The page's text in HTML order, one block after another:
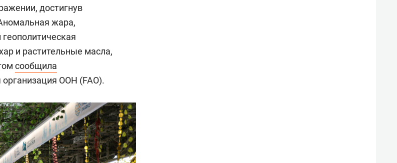
достигнув
жара,
и растительные масла,
сообщила
организация ООН (FAO).